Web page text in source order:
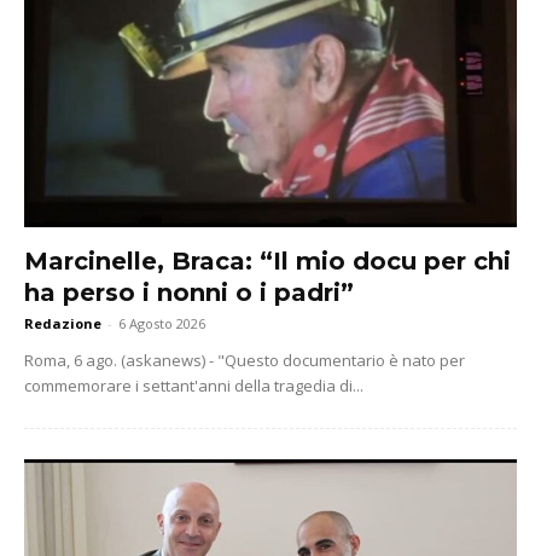
Marcinelle, Braca: “Il mio docu per chi
ha perso i nonni o i padri”
Redazione - 6 Agosto 2026
Roma, 6 ago. (askanews) - "Questo documentario è nato per
commemorare i settant'anni della tragedia di...